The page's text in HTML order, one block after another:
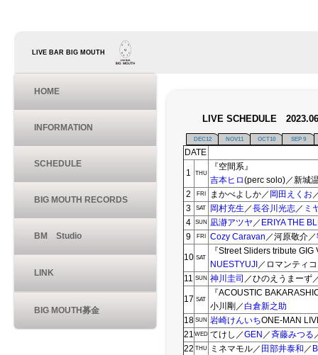
LIVE BAR BIG MOUTH
HOME
INFORMATION
SCHEDULE
BIG MOUTH RECORDS
BM Studio
LINK
BIG MOUTH募金
LIVE SCHEDULE
DEC12 NOV11 OCT10 SEP 9
DATE
1 THU
『空間系』
吉本ヒロ(perc solo)／新城
2
FRI まかべよしか／ 岡田えくお
3
SAT 岡村充生 ／長谷川光志／ ミ
4
SUN 凪瀞アツヤ ／ ERIYA THE
9
FRI Cozy Caravan ／河原敬介／
10 SAT
『Street Sliders tribute GIG
NUESTYUJI ／ロマンティ
11 SUN 神川圭司 ／ひのえうまーず
17 SAT
『ACOUSTIC
小川剛／白倉新之助
18 SUN 岩崎けんいちONE-MAN
21 WED てけし／GEN ／斉藤みつる
22 THU ミネマモル／ 田部井泰和 ／